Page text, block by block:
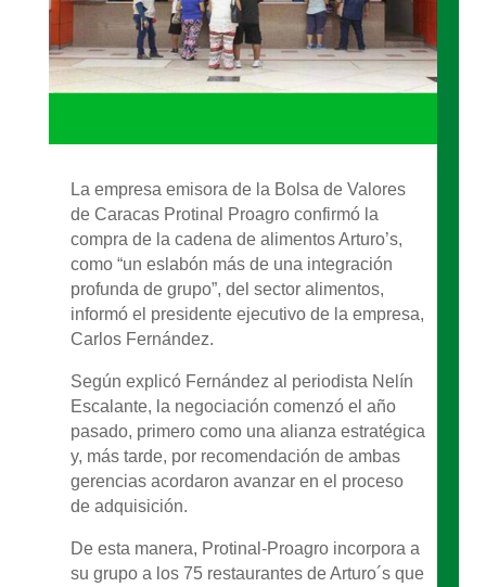
La empresa emisora de la Bolsa de Valores
de Caracas Protinal Proagro confirmó la
compra de la cadena de alimentos Arturo’s,
como “un eslabón más de una integración
profunda de grupo”, del sector alimentos,
informó el presidente ejecutivo de la empresa,
Carlos Fernández.
Según explicó Fernández al periodista Nelín
Escalante, la negociación comenzó el año
pasado, primero como una alianza estratégica
y, más tarde, por recomendación de ambas
gerencias acordaron avanzar en el proceso
de adquisición.
De esta manera, Protinal-Proagro incorpora a
su grupo a los 75 restaurantes de Arturo´s que